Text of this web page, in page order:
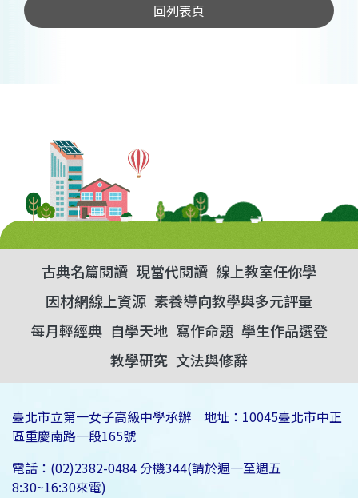
回列表頁
古典名篇閱讀 現當代閱讀 線上教室任你學
因材網線上資源 素養導向教學與多元評量
每月輕經典 自學天地 寫作命題 學生作品選登
教學研究 文法與修辭
臺北市立第一女子高級中學承辦 地址：10045臺北市中正
區重慶南路一段165號
電話：(02)2382-0484 分機344(請於週一至週五
8:30~16:30來電)